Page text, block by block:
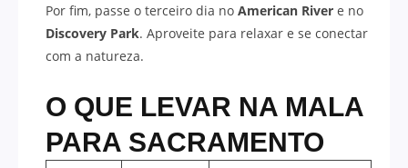
Por fim, passe o terceiro dia no American River e no
Discovery Park. Aproveite para relaxar e se conectar
com a natureza.
O QUE LEVAR NA MALA
PARA SACRAMENTO